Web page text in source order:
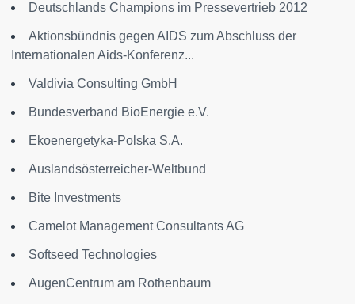
Deutschlands Champions im Pressevertrieb 2012
Aktionsbündnis gegen AIDS zum Abschluss der
Internationalen Aids-Konferenz...
Valdivia Consulting GmbH
Bundesverband BioEnergie e.V.
Ekoenergetyka-Polska S.A.
Auslandsösterreicher-Weltbund
Bite Investments
Camelot Management Consultants AG
Softseed Technologies
AugenCentrum am Rothenbaum